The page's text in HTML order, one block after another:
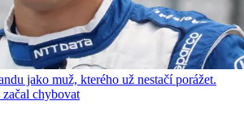
jako muž, kterého už nestačí porážet.
chybovat